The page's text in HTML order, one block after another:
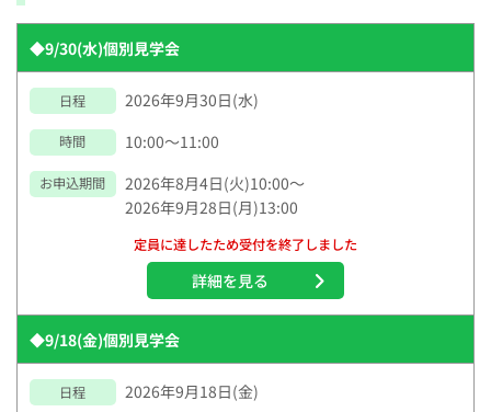
◆9/30(水)個別見学会
日程 2026年9月30日(水)
時間 10:00～11:00
お申込期間
2026年8月4日(火)10:00～
2026年9月28日(月)13:00
定員に達したため受付を終了しました
詳細を見る
◆9/18(金)個別見学会
日程 2026年9月18日(金)